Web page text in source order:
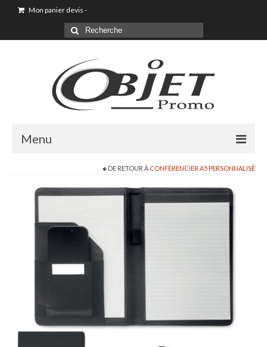
Mon panier devis -
Menu
Sac shopping
Sacoche
Sac sport
Bagages
DE RETOUR À CONFÉRENCIER A5 PERSONNALISÉ